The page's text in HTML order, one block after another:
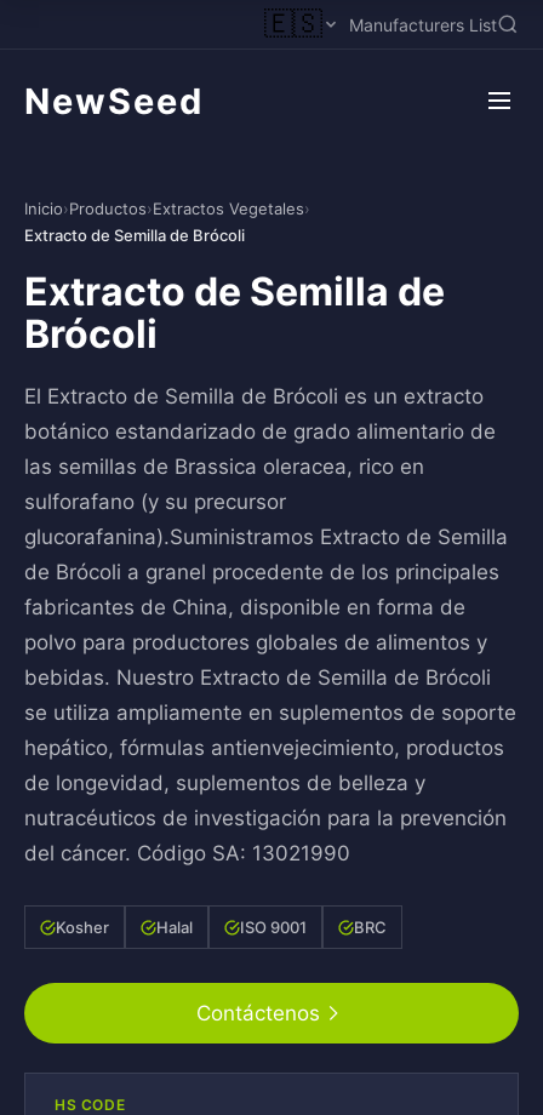
🇪🇸 Manufacturers List
NewSeed
Inicio›Productos›Extractos Vegetales›
Extracto de Semilla de Brócoli
Extracto de Semilla de
Brócoli
El Extracto de Semilla de Brócoli es un extracto
botánico estandarizado de grado alimentario de
las semillas de Brassica oleracea, rico en
sulforafano (y su precursor
glucorafanina).Suministramos Extracto de Semilla
de Brócoli a granel procedente de los principales
fabricantes de China, disponible en forma de
polvo para productores globales de alimentos y
bebidas. Nuestro Extracto de Semilla de Brócoli
se utiliza ampliamente en suplementos de soporte
hepático, fórmulas antienvejecimiento, productos
de longevidad, suplementos de belleza y
nutracéuticos de investigación para la prevención
del cáncer. Código SA: 13021990
Kosher Halal ISO 9001 BRC
Contáctenos
HS CODE